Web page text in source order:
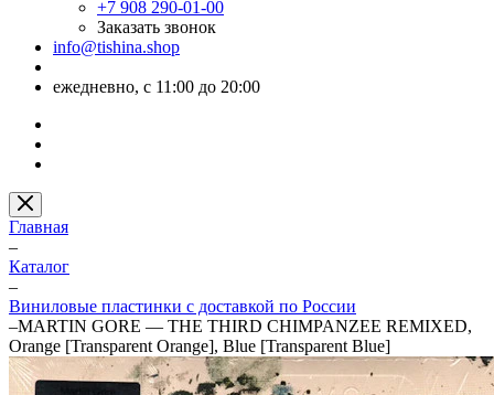
+7 908 290-01-00
Заказать звонок
info@tishina.shop
ежедневно, с 11:00 до 20:00
Главная
–
Каталог
–
Виниловые пластинки с доставкой по России
–MARTIN GORE — THE THIRD CHIMPANZEE REMIXED,
Orange [Transparent Orange], Blue [Transparent Blue]